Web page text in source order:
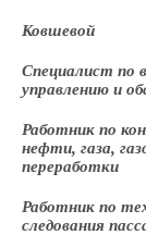
Ковшевой
Специалист по
управлению и
Работник по
нефти, газа,
переработки
Работник по
следования